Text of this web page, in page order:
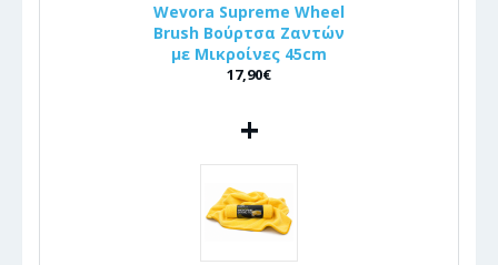
Wevora Supreme Wheel
Brush Βούρτσα Ζαντών
με Μικροίνες 45cm
17,90€
+